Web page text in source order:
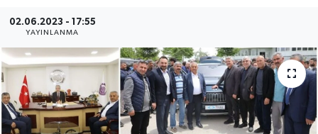
02.06.2023 - 17:55
YAYINLANMA